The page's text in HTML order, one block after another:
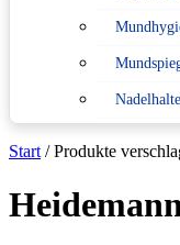
Sitemap
Scheren
Start / Produkte